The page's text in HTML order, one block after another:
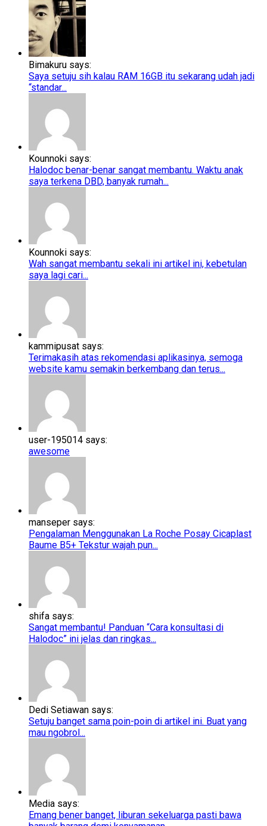
Bimakuru says:
Saya setuju sih kalau RAM 16GB itu sekarang udah jadi
“standar...
Kounnoki says:
Halodoc benar-benar sangat membantu. Waktu anak
saya terkena DBD, banyak rumah...
Kounnoki says:
Wah sangat membantu sekali ini artikel ini, kebetulan
saya lagi cari...
kammipusat says:
Terimakasih atas rekomendasi aplikasinya, semoga
website kamu semakin berkembang dan terus...
user-195014 says:
awesome
manseper says:
Pengalaman Menggunakan La Roche Posay Cicaplast
Baume B5+​​ Tekstur wajah pun...
shifa says:
Sangat membantu! Panduan “Cara konsultasi di
Halodoc” ini jelas dan ringkas...
Dedi Setiawan says:
Setuju banget sama poin-poin di artikel ini. Buat yang
mau ngobrol...
Media says:
Emang bener banget, liburan sekeluarga pasti bawa